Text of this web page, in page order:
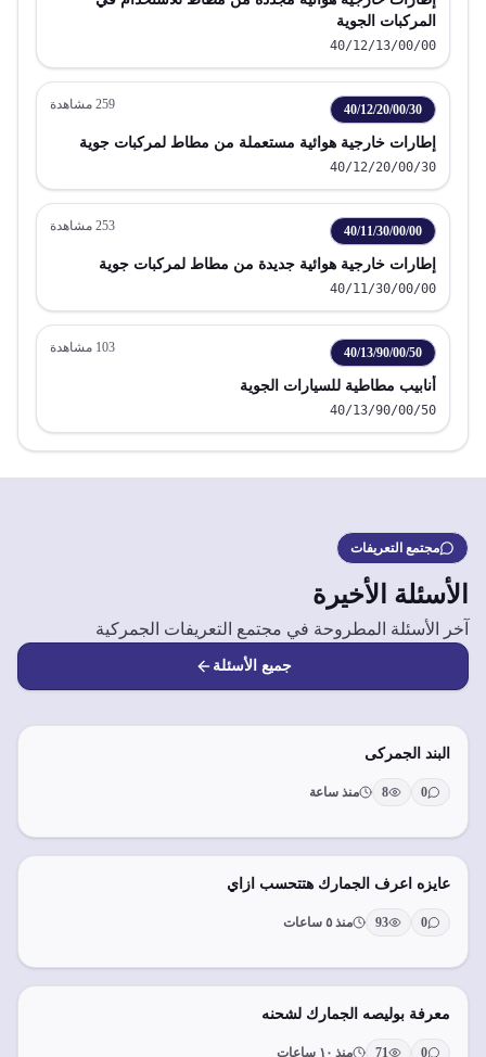
المركبات الجوية
40/12/13/00/00
40/12/20/00/30
259 مشاهدة
إطارات خارجية هوائية مستعملة من مطاط لمركبات جوية
40/12/20/00/30
40/11/30/00/00
253 مشاهدة
إطارات خارجية هوائية جديدة من مطاط لمركبات جوية
40/11/30/00/00
40/13/90/00/50
103 مشاهدة
أنابيب مطاطية للسيارات الجوية
40/13/90/00/50
مجتمع التعريفات
الأسئلة الأخيرة
آخر الأسئلة المطروحة في مجتمع التعريفات الجمركية
جميع الأسئلة
البند الجمركى
0
8 منذ ساعة
عايزه اعرف الجمارك هتتحسب ازاي
0
93 منذ ٥ ساعات
معرفة بوليصه الجمارك لشحنه
0
71 منذ ١٠ ساعات